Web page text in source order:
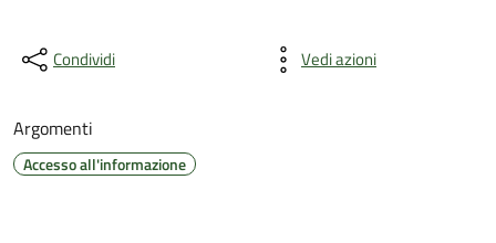
Condividi Vedi azioni
Argomenti
Accesso all'informazione